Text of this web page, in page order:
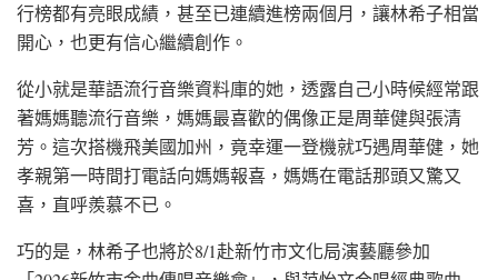
行榜都有亮眼成績，甚至已連續進榜兩個月，讓林希子相當
開心，也更有信心繼續創作。
從小就是華語流行音樂資料庫的她，透露自己小時候經常跟
著媽媽聽流行音樂，媽媽最喜歡的偶像正是周華健與張清
芳。這次搭機飛美國加州，竟幸運一登機就巧遇周華健，她
孝親第一時間打電話向媽媽報喜，媽媽在電話那頭又驚又
喜，直呼羨慕不已。
巧的是，林希子也將於8/1赴新竹市文化局演藝廳參加